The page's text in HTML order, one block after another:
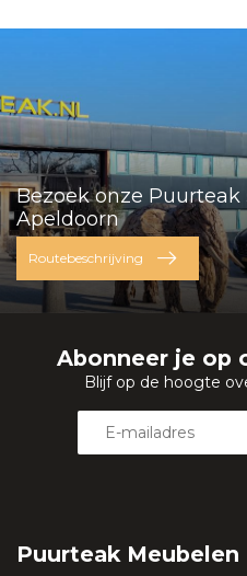
Bezoek onze Puurteak
Apeldoorn
Routebeschrijving
Abonneer je op
Blijf op de hoogte
Puurteak Meubelen